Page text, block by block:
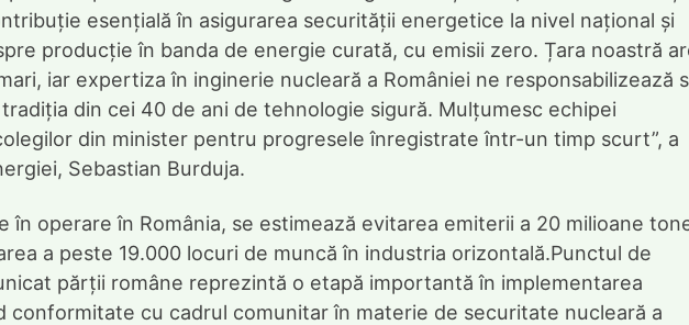
esențială în asigurarea securității energetice la nivel național și
producție în banda de energie curată, cu emisii zero. Țara noastră
iar expertiza în inginerie nucleară a României ne responsabilizează
din cei 40 de ani de tehnologie sigură. Mulțumesc echipei
din minister pentru progresele înregistrate într-un timp scurt”, a
Sebastian Burduja.
în operare în România, se estimează evitarea emiterii a 20 milioane
a peste 19.000 locuri de muncă în industria orizontală.Punctul de
părții române reprezintă o etapă importantă în implementarea
conformitate cu cadrul comunitar în materie de securitate nucleară a